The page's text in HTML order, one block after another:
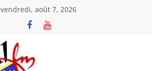
vendredi, août 7, 2026